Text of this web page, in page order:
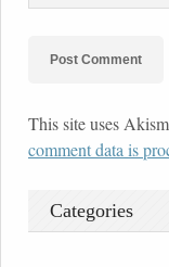
This site uses
comment data is
Categories